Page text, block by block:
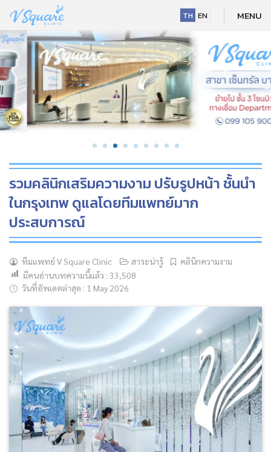
content
NEW
HOT
ค้นหาข้อมูล
Search
for:
TH EN MENU
รวมคลินิกเสริมความงาม ปรับรูปหน้า ชั้นนำ
ในกรุงเทพ ดูแลโดยทีมแพทย์มาก
ประสบการณ์
ทีมแพทย์ V Square Clinic สาระน่ารู้
คลินิกความงาม
มีคนอ่านบทความนี้แล้ว : 33,508
วันที่อัพเดตล่าสุด : 1 May 2026